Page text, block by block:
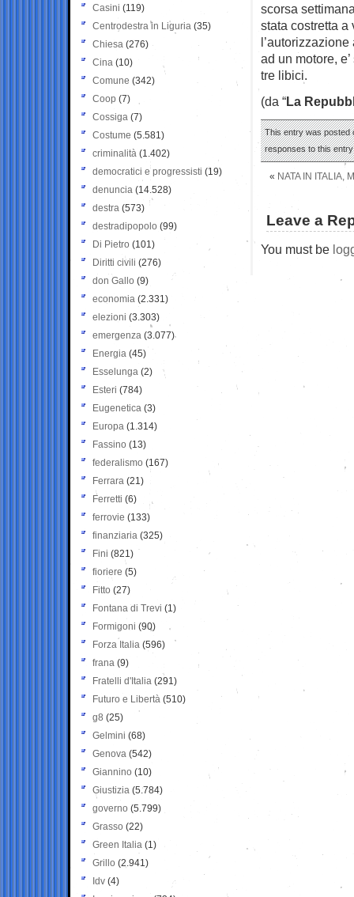
scorsa
stata costretta a
ad un motore,
tre libici.
(da “La
This entry was posted
responses to this
« NATA IN ITALIA,
Leave a
You must be
Casini (119)
Centrodestra in Liguria (35)
Chiesa (276)
Cina (10)
Comune (342)
Coop (7)
Cossiga (7)
Costume (5.581)
criminalità (1.402)
democratici e progressisti (19)
denuncia (14.528)
destra (573)
destradipopolo (99)
Di Pietro (101)
Diritti civili (276)
don Gallo (9)
economia (2.331)
elezioni (3.303)
emergenza (3.077)
Energia (45)
Esselunga (2)
Esteri (784)
Eugenetica (3)
Europa (1.314)
Fassino (13)
federalismo (167)
Ferrara (21)
Ferretti (6)
ferrovie (133)
finanziaria (325)
Fini (821)
fioriere (5)
Fitto (27)
Fontana di Trevi (1)
Formigoni (90)
Forza Italia (596)
frana (9)
Fratelli d'Italia (291)
Futuro e Libertà (510)
g8 (25)
Gelmini (68)
Genova (542)
Giannino (10)
Giustizia (5.784)
governo (5.799)
Grasso (22)
Green Italia (1)
Grillo (2.941)
Idv (4)